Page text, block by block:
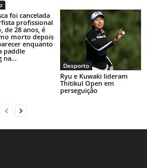
foi cancelada
profissional
de 28 anos, é
morto depois
enquanto
paddle
na...
Desporto
Ryu e Kuwaki lideram
Thitikul Open em
perseguição